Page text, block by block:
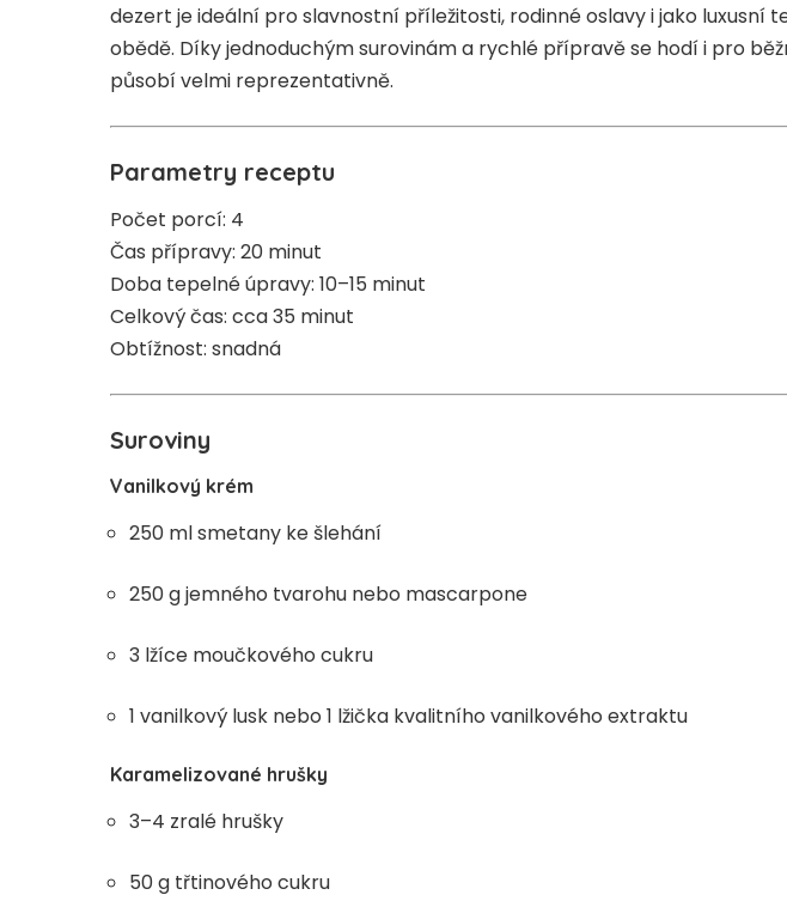
dezert je ideální pro slavnostní příležitosti, rodinné oslavy i jako luxusní
obědě. Díky jednoduchým surovinám a rychlé přípravě se hodí i pro
působí velmi reprezentativně.
Parametry receptu
Počet porcí: 4
Čas přípravy: 20 minut
Doba tepelné úpravy: 10–15 minut
Celkový čas: cca 35 minut
Obtížnost: snadná
Suroviny
Vanilkový krém
250 ml smetany ke šlehání
250 g jemného tvarohu nebo mascarpone
3 lžíce moučkového cukru
1 vanilkový lusk nebo 1 lžička kvalitního vanilkového extraktu
Karamelizované hrušky
3–4 zralé hrušky
50 g třtinového cukru